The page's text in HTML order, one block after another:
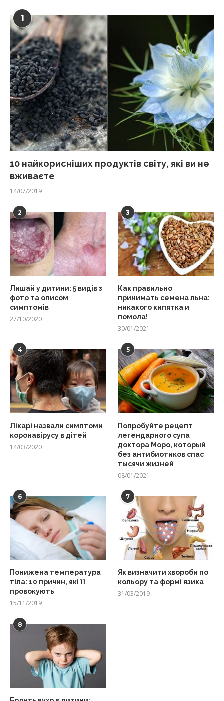
1
10 найкорисніших продуктів світу, які ви не
вживаєте
14/07/2019
2
Лишай у дитини: 5 видів з
фото та описом
симптомів
27/10/2020
3
Как правильно
принимать семена льна:
никакого кипятка и
помола!
30/01/2021
4
Лікарі назвали симптоми
коронавірусу в дітей
14/03/2020
5
Попробуйте рецепт
легендарного супа
доктора Моро, который
без антибиотиков спас
тысячи жизней
08/01/2021
6
Понижена температура
тіла: 10 причин, які її
провокують
15/11/2019
7
Як визначити хвороби по
кольору та формі язика
31/03/2019
8